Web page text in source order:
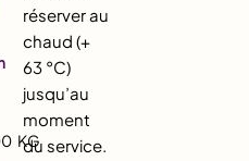
KG
réserver au
chaud (+
63 °C)
jusqu’au
moment
du service.